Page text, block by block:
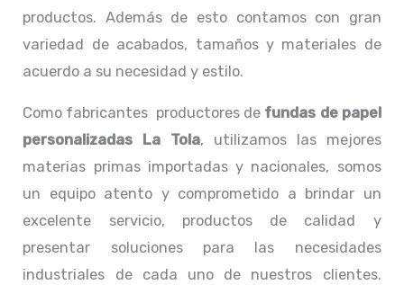
productos. Además de esto contamos con gran
variedad de acabados, tamaños y materiales de
acuerdo a su necesidad y estilo.
Como fabricantes productores de fundas de papel
personalizadas La Tola, utilizamos las mejores
materias primas importadas y nacionales, somos
un equipo atento y comprometido a brindar un
excelente servicio, productos de calidad y
presentar soluciones para las necesidades
industriales de cada uno de nuestros clientes.